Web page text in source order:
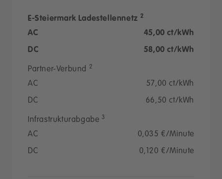
E-Steiermark Ladestellennetz 2
AC 45,00 ct/kWh
DC 58,00 ct/kWh
Partner-Verbund 2
AC 57,00 ct/kWh
DC 66,50 ct/kWh
Infrastrukturabgabe 3
AC 0,035 €/Minute
DC 0,120 €/Minute